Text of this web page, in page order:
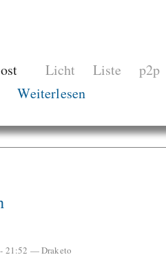
Licht Liste p2p
Weiterlesen
- 21:52 —Draketo
Lieder
Benutzeranmeldung